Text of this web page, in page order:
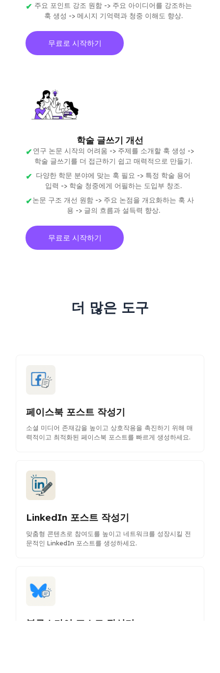
주요 포인트 강조 원함 -> 주요 아이디어를 강조하는
훅 생성 -> 메시지 기억력과 청중 이해도 향상.
무료로 시작하기
학술 글쓰기 개선
연구 논문 시작의 어려움 -> 주제를 소개할 훅 생성 ->
학술 글쓰기를 더 접근하기 쉽고 매력적으로 만들기.
다양한 학문 분야에 맞는 훅 필요 -> 특정 학술 용어
입력 -> 학술 청중에게 어필하는 도입부 창조.
논문 구조 개선 원함 -> 주요 논점을 개요화하는 훅 사
용 -> 글의 흐름과 설득력 향상.
무료로 시작하기
더 많은 도구
페이스북 포스트 작성기
소셜 미디어 존재감을 높이고 상호작용을 촉진하기 위해 매
력적이고 최적화된 페이스북 포스트를 빠르게 생성하세요.
LinkedIn 포스트 작성기
맞춤형 콘텐츠로 참여도를 높이고 네트워크를 성장시킬 전
문적인 LinkedIn 포스트를 생성하세요.
블루스카이 포스트 작성기